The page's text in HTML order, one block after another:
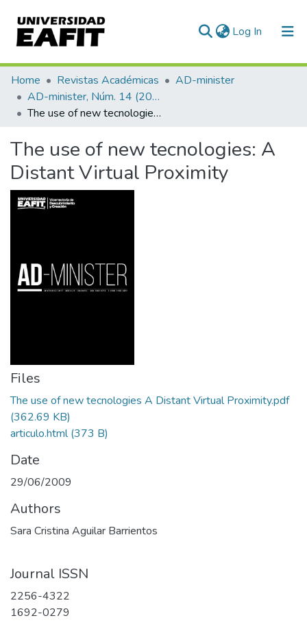
Log In (current)
Communities & Collections
All of DSpace
Home Revistas Académicas
AD-minister
AD-minister, Núm. 14 (2009)
The use of new tecnologies: A Distant Virtual Proximity
The use of new tecnologies: A
Distant Virtual Proximity
Files
The use of new tecnologies A Distant Virtual Proximity.pdf
(362.69 KB)
articulo.html(373 B)
Date
29/06/2009
Authors
Sara Cristina Aguilar Barrientos
Journal ISSN
2256-4322
1692-0279